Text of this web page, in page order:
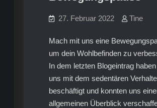
27. Februar 2022 Tine
Mach mit uns eine
um dein Wohlbefinden zu
In dem letzten Blogeintrag
uns mit dem sedentären
beschäftigt und konnten uns
allgemeinen Überblick